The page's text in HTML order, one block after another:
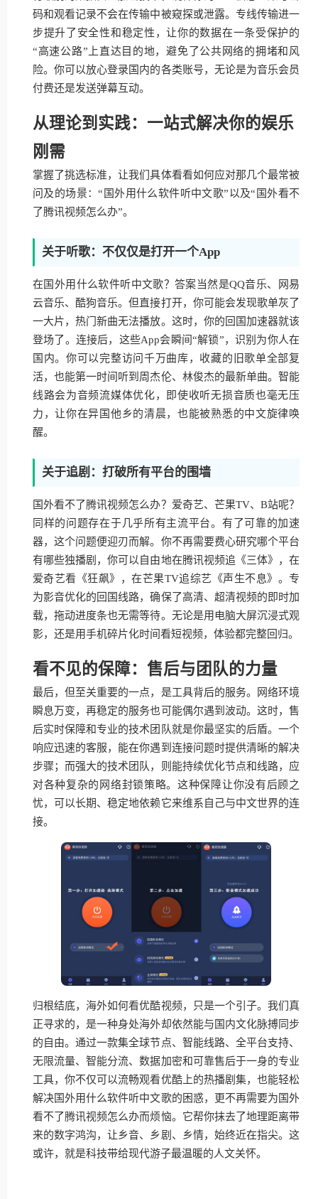
码和观看记录不会在传输中被窥探或泄露。专线传输进一
步提升了安全性和稳定性，让你的数据在一条受保护的
“高速公路”上直达目的地，避免了公共网络的拥堵和风
险。你可以放心登录国内的各类账号，无论是为音乐会员
付费还是发送弹幕互动。
从理论到实践：一站式解决你的娱乐
刚需
掌握了挑选标准，让我们具体看看如何应对那几个最常被
问及的场景：“国外用什么软件听中文歌”以及“国外看不
了腾讯视频怎么办”。
关于听歌：不仅仅是打开一个App
在国外用什么软件听中文歌？答案当然是QQ音乐、网易
云音乐、酷狗音乐。但直接打开，你可能会发现歌单灰了
一大片，热门新曲无法播放。这时，你的回国加速器就该
登场了。连接后，这些App会瞬间“解锁”，识别为你人在
国内。你可以完整访问千万曲库，收藏的旧歌单全部复
活，也能第一时间听到周杰伦、林俊杰的最新单曲。智能
线路会为音频流媒体优化，即使收听无损音质也毫无压
力，让你在异国他乡的清晨，也能被熟悉的中文旋律唤
醒。
关于追剧：打破所有平台的围墙
国外看不了腾讯视频怎么办？爱奇艺、芒果TV、B站呢？
同样的问题存在于几乎所有主流平台。有了可靠的加速
器，这个问题便迎刃而解。你不再需要费心研究哪个平台
有哪些独播剧，你可以自由地在腾讯视频追《三体》，在
爱奇艺看《狂飙》，在芒果TV追综艺《声生不息》。专
为影音优化的回国线路，确保了高清、超清视频的即时加
载，拖动进度条也无需等待。无论是用电脑大屏沉浸式观
影，还是用手机碎片化时间看短视频，体验都完整回归。
看不见的保障：售后与团队的力量
最后，但至关重要的一点，是工具背后的服务。网络环境
瞬息万变，再稳定的服务也可能偶尔遇到波动。这时，售
后实时保障和专业的技术团队就是你最坚实的后盾。一个
响应迅速的客服，能在你遇到连接问题时提供清晰的解决
步骤；而强大的技术团队，则能持续优化节点和线路，应
对各种复杂的网络封锁策略。这种保障让你没有后顾之
忧，可以长期、稳定地依赖它来维系自己与中文世界的连
接。
归根结底，海外如何看优酷视频，只是一个引子。我们真
正寻求的，是一种身处海外却依然能与国内文化脉搏同步
的自由。通过一款集全球节点、智能线路、全平台支持、
无限流量、智能分流、数据加密和可靠售后于一身的专业
工具，你不仅可以流畅观看优酷上的热播剧集，也能轻松
解决国外用什么软件听中文歌的困惑，更不再需要为国外
看不了腾讯视频怎么办而烦恼。它帮你抹去了地理距离带
来的数字鸿沟，让乡音、乡剧、乡情，始终近在指尖。这
或许，就是科技带给现代游子最温暖的人文关怀。